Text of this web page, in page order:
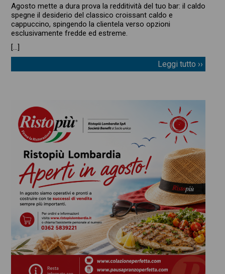
Agosto mette a dura prova la redditività del tuo bar: il caldo
spegne il desiderio del classico croissant caldo e
cappuccino, spingendo la clientela verso opzioni
esclusivamente fredde ed estreme.
[…]
Leggi tutto ››